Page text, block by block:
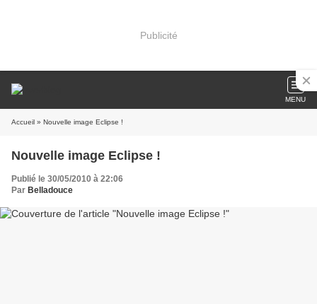
Publicité
MENU
Accueil » Nouvelle image Eclipse !
Nouvelle image Eclipse !
Publié le 30/05/2010 à 22:06
Par Belladouce